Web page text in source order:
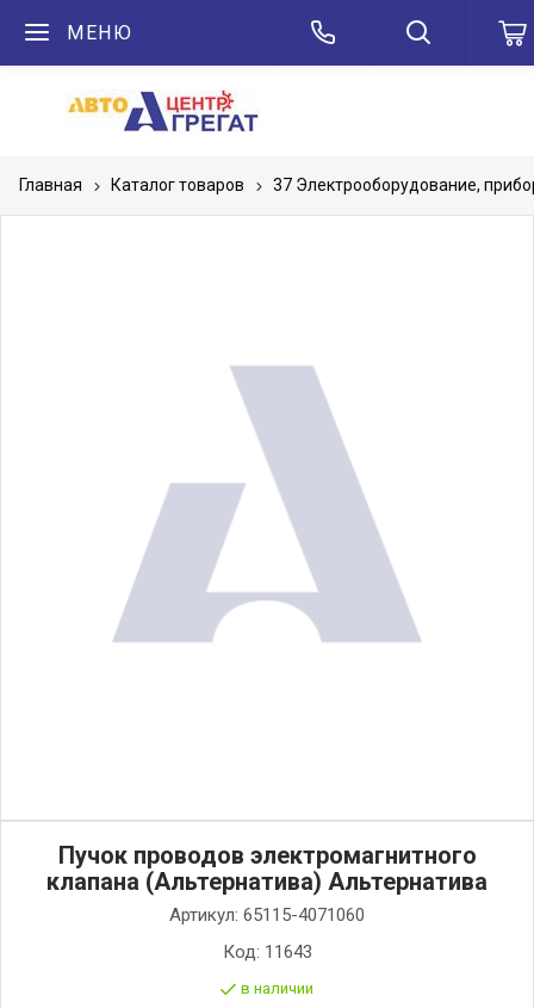
МЕНЮ
Главная Каталог товаров 37 Электрооборудование,
Пучок проводов электромагнитного
клапана (Альтернатива) Альтернатива
Артикул: 65115-4071060
Код: 11643
в наличии